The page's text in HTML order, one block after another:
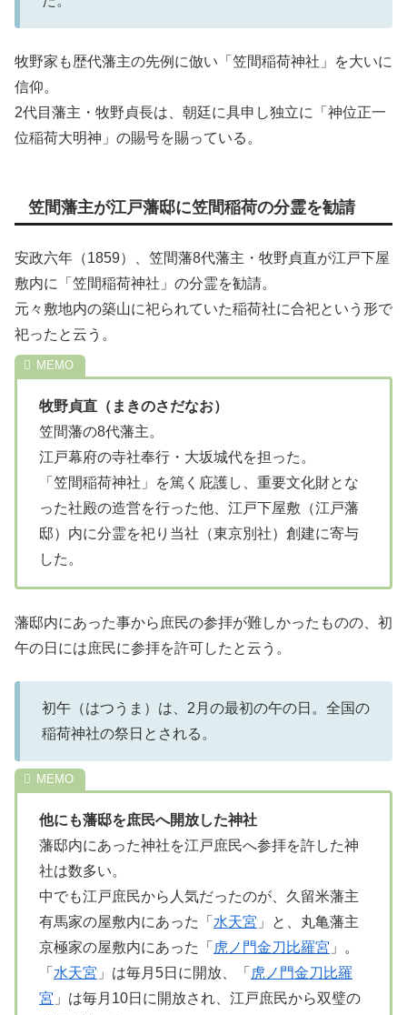
牧野家も歴代藩主の先例に倣い「笠間稲荷神社」を大いに
信仰。
2代目藩主・牧野貞長は、朝廷に具申し独立に「神位正一
位稲荷大明神」の賜号を賜っている。
笠間藩主が江戸藩邸に笠間稲荷の分霊を勧請
安政六年（1859）、笠間藩8代藩主・牧野貞直が江戸下屋
敷内に「笠間稲荷神社」の分霊を勧請。
元々敷地内の築山に祀られていた稲荷社に合祀という形で
祀ったと云う。
牧野貞直（まきのさだなお）
笠間藩の8代藩主。
江戸幕府の寺社奉行・大坂城代を担った。
「笠間稲荷神社」を篤く庇護し、重要文化財とな
った社殿の造営を行った他、江戸下屋敷（江戸藩
邸）内に分霊を祀り当社（東京別社）創建に寄与
した。
藩邸内にあった事から庶民の参拝が難しかったものの、初
午の日には庶民に参拝を許可したと云う。
初午（はつうま）は、2月の最初の午の日。全国の
稲荷神社の祭日とされる。
他にも藩邸を庶民へ開放した神社
藩邸内にあった神社を江戸庶民へ参拝を許した神
社は数多い。
中でも江戸庶民から人気だったのが、久留米藩主
有馬家の屋敷内にあった「 水天宮 」と、丸亀藩主
京極家の屋敷内にあった「 虎ノ門金刀比羅宮 」。
「 水天宮 」は毎月5日に開放、「 虎ノ門金刀比羅
宮 」は毎月10日に開放され、江戸庶民から双璧の